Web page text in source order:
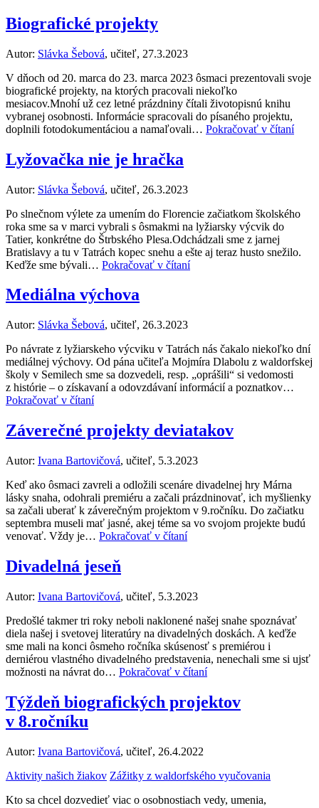
Biografické projekty
Autor: Slávka Šebová, učiteľ, 27.3.2023
V dňoch od 20. marca do 23. marca 2023 ôsmaci prezentovali svoje
biografické projekty, na ktorých pracovali niekoľko
mesiacov.Mnohí už cez letné prázdniny čítali životopisnú knihu
vybranej osobnosti. Informácie spracovali do písaného projektu,
doplnili fotodokumentáciou a namaľovali… Pokračovať v čítaní
Lyžovačka nie je hračka
Autor: Slávka Šebová, učiteľ, 26.3.2023
Po slnečnom výlete za umením do Florencie začiatkom školského
roka sme sa v marci vybrali s ôsmakmi na lyžiarsky výcvik do
Tatier, konkrétne do Štrbského Plesa.Odchádzali sme z jarnej
Bratislavy a tu v Tatrách kopec snehu a ešte aj teraz husto snežilo.
Keďže sme bývali… Pokračovať v čítaní
Mediálna výchova
Autor: Slávka Šebová, učiteľ, 26.3.2023
Po návrate z lyžiarskeho výcviku v Tatrách nás čakalo niekoľko dní
mediálnej výchovy. Od pána učiteľa Mojmíra Dlabolu z waldorfskej
školy v Semilech sme sa dozvedeli, resp. „oprášili“ si vedomosti
z histórie – o získavaní a odovzdávaní informácií a poznatkov…
Pokračovať v čítaní
Záverečné projekty deviatakov
Autor: Ivana Bartovičová, učiteľ, 5.3.2023
Keď ako ôsmaci zavreli a odložili scenáre divadelnej hry Márna
lásky snaha, odohrali premiéru a začali prázdninovať, ich myšlienky
sa začali uberať k záverečným projektom v 9.ročníku. Do začiatku
septembra museli mať jasné, akej téme sa vo svojom projekte budú
venovať. Vždy je… Pokračovať v čítaní
Divadelná jeseň
Autor: Ivana Bartovičová, učiteľ, 5.3.2023
Predošlé takmer tri roky neboli naklonené našej snahe spoznávať
diela našej i svetovej literatúry na divadelných doskách. A keďže
sme mali na konci ôsmeho ročníka skúsenosť s premiérou i
derniérou vlastného divadelného predstavenia, nenechali sme si ujsť
možnosti na návrat do… Pokračovať v čítaní
Týždeň biografických projektov
v 8.ročníku
Autor: Ivana Bartovičová, učiteľ, 26.4.2022
Aktivity našich žiakov Zážitky z waldorfského vyučovania
Kto sa chcel dozvedieť viac o osobnostiach vedy, umenia,